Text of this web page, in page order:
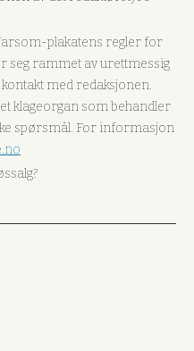
plakatens regler for
seg rammet av urettmessig
med redaksjonen.
klageorgan som behandler
spørsmål. For informasjon